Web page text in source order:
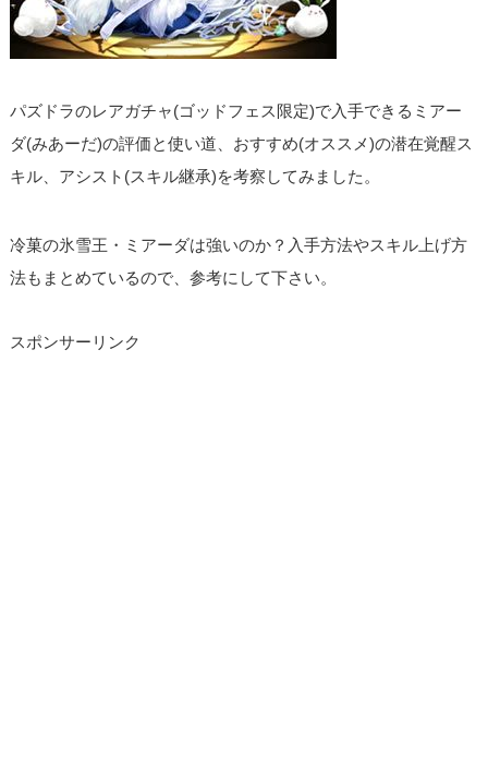
パズドラのレアガチャ(ゴッドフェス限定)で入手できるミアー
ダ(みあーだ)の評価と使い道、おすすめ(オススメ)の潜在覚醒ス
キル、アシスト(スキル継承)を考察してみました。
冷菓の氷雪王・ミアーダは強いのか？入手方法やスキル上げ方
法もまとめているので、参考にして下さい。
スポンサーリンク